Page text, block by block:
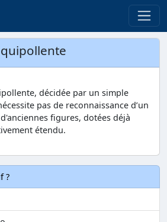
décidée par un simple
pas de reconnaissance d’un
figures, dotées déjà
étendu.
?